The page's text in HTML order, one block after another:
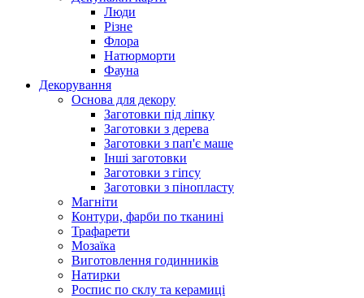
Люди
Різне
Флора
Натюрморти
Фауна
Декорування
Основа для декору
Заготовки під ліпку
Заготовки з дерева
Заготовки з пап'є маше
Інші заготовки
Заготовки з гіпсу
Заготовки з пінопласту
Магніти
Контури, фарби по тканині
Трафарети
Мозаїка
Виготовлення годинників
Натирки
Роспис по склу та керамиці